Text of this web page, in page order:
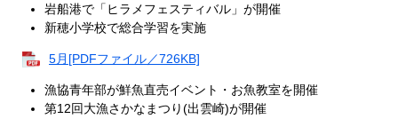
岩船港で「ヒラメフェスティバル」が開催
新穂小学校で総合学習を実施
5月[PDFファイル／726KB]
漁協青年部が鮮魚直売イベント・お魚教室を開催
第12回大漁さかなまつり(出雲崎)が開催